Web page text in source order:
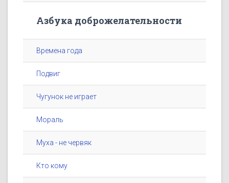
Азбука доброжелательности
Времена года
Подвиг
Чугунок не играет
Мораль
Муха - не червяк
Кто кому